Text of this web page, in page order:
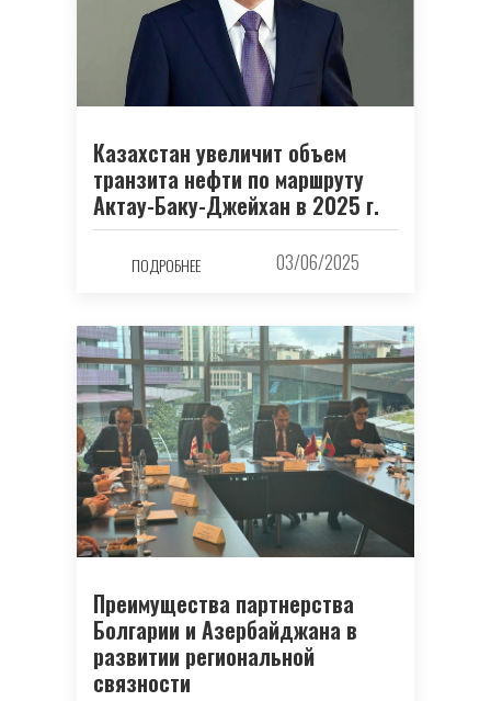
Казахстан увеличит объем
транзита нефти по маршруту
Актау-Баку-Джейхан в 2025 г.
ПОДРОБНЕЕ 03/06/2025
Преимущества партнерства
Болгарии и Азербайджана в
развитии региональной
связности